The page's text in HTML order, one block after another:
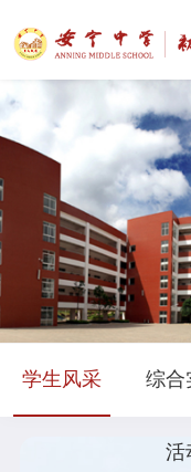
学生风采 综合
活